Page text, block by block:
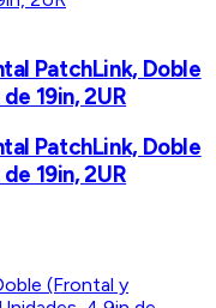
PatchLink, Doble
19in, 2UR
PatchLink, Doble
19in, 2UR